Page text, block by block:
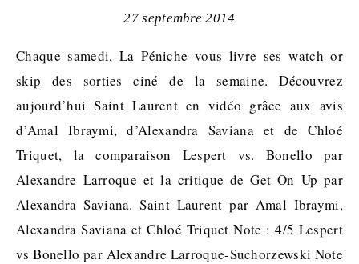
27 septembre 2014
Chaque samedi, La Péniche vous livre ses watch or
skip des sorties ciné de la semaine. Découvrez
aujourd’hui Saint Laurent en vidéo grâce aux avis
d’Amal Ibraymi, d’Alexandra Saviana et de Chloé
Triquet, la comparaison Lespert vs. Bonello par
Alexandre Larroque et la critique de Get On Up par
Alexandra Saviana. Saint Laurent par Amal Ibraymi,
Alexandra Saviana et Chloé Triquet Note : 4/5 Lespert
vs Bonello par Alexandre Larroque-Suchorzewski Note